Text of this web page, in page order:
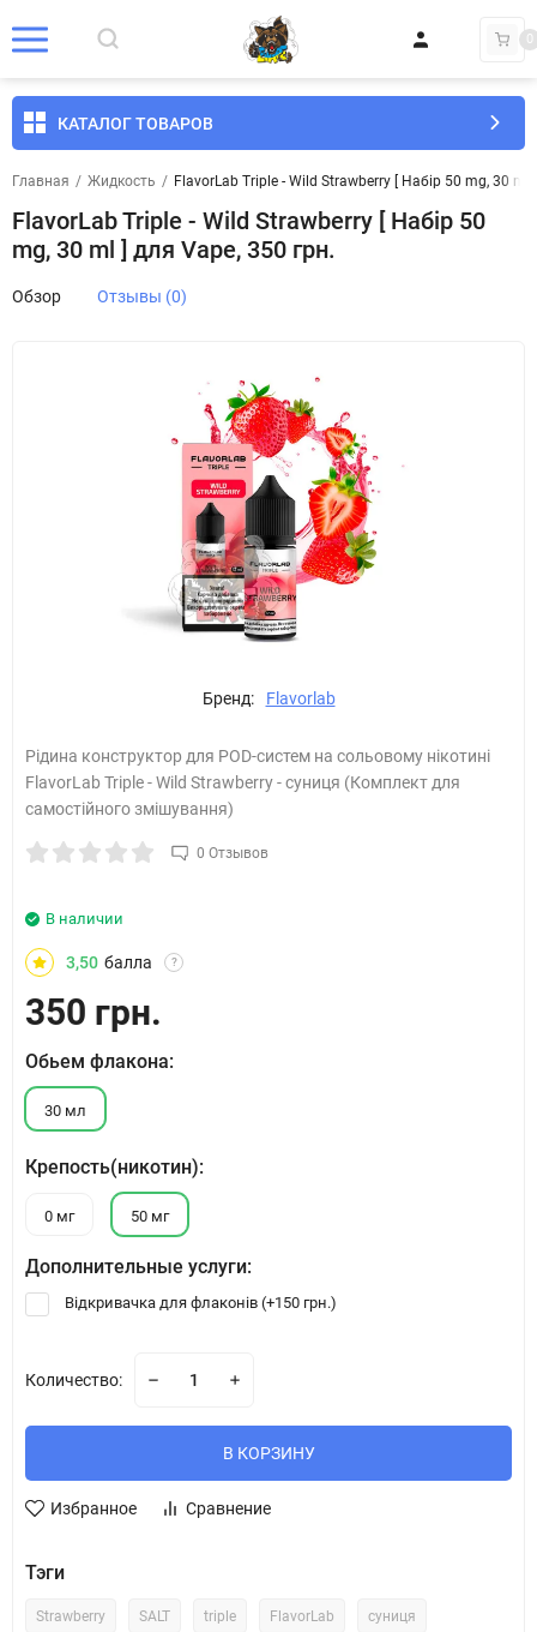
0
КАТАЛОГ ТОВАРОВ
Главная / Жидкость / FlavorLab Triple - Wild Strawberry [ Набір 50 mg, 30 ml
FlavorLab Triple - Wild Strawberry [ Набір 50
mg, 30 ml ] для Vape, 350 грн.
Обзор Отзывы (0)
Бренд: Flavorlab
Рідина конструктор для POD-систем на сольовому нікотині
FlavorLab Triple - Wild Strawberry - суниця (Комплект для
самостійного змішування)
0 Отзывов
В наличии
3,50 балла ?
350 грн.
Обьем флакона:
30 мл
Крепость(никотин):
0 мг 50 мг
Дополнительные услуги:
Відкривачка для флаконів (+150 грн.)
Количество:
В КОРЗИНУ
Избранное Сравнение
Тэги
Strawberry SALT triple FlavorLab суниця